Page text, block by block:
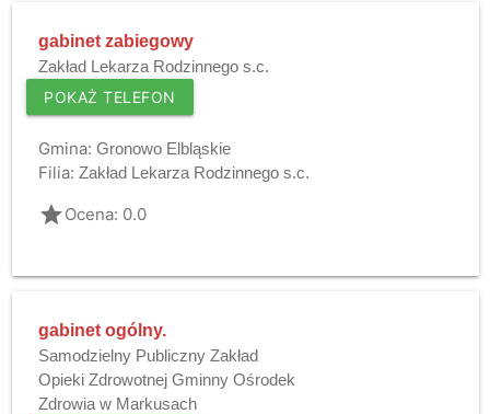
gabinet zabiegowy
Zakład Lekarza Rodzinnego s.c.
POKAŻ TELEFON
Gmina: Gronowo Elbląskie
Filia: Zakład Lekarza Rodzinnego s.c.
gradeOcena: 0.0
gabinet ogólny.
Samodzielny Publiczny Zakład
Opieki Zdrowotnej Gminny Ośrodek
Zdrowia w Markusach